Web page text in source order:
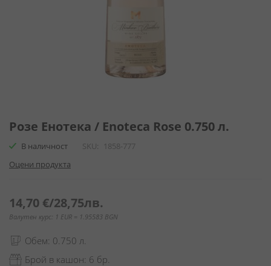
към
на
галерия
със
Розе Енотека / Enoteca Rose 0.750 л.
В наличност SKU
1858-777
Оцени продукта
14,70 €/28,75лв.
Валутен курс: 1 EUR = 1.95583 BGN
Обем: 0.750 л.
Брой в кашон: 6 бр.